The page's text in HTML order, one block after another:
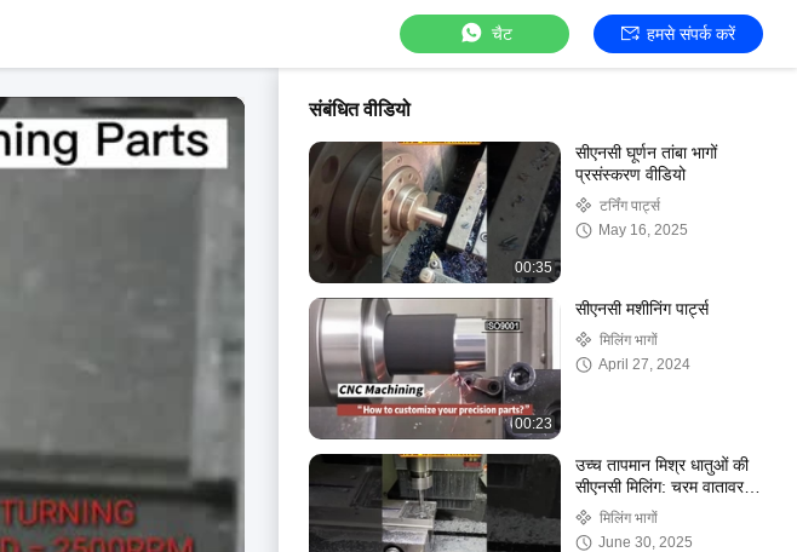
चैट हमसे संपर्क करें
संबंधित वीडियो
00:35
सीएनसी घूर्णन तांबा भागों
प्रसंस्करण वीडियो
टर्निंग पार्ट्स
May 16, 2025
00:23
सीएनसी मशीनिंग पार्ट्स
मिलिंग भागों
April 27, 2024
उच्च तापमान मिश्र धातुओं की
सीएनसी मिलिंग: चरम वातावरण
में सामग्री प्रसंस्करण
मिलिंग भागों
June 30, 2025